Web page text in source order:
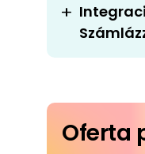
Oferta